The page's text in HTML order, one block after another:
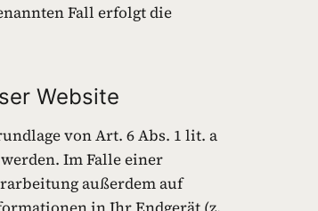
Fall erfolgt die
Website
von Art. 6 Abs. 1 lit. a
werden. Im Falle einer
außerdem auf